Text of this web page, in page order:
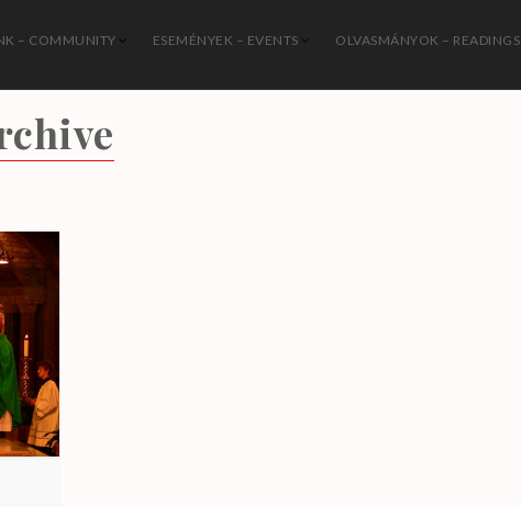
Katolikus Közösség
– COMMUNITY ESEMÉNYEK – EVENTS OLVASMÁNYOK – READINGS